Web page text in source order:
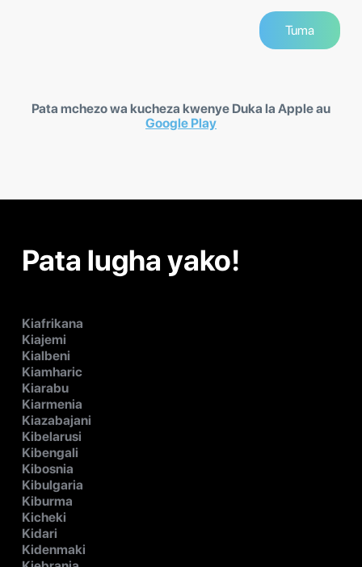
Pata mchezo wa kucheza kwenye Duka la Apple au
Google Play
Pata lugha yako!
Kiafrikana
Kiajemi
Kialbeni
Kiamharic
Kiarabu
Kiarmenia
Kiazabajani
Kibelarusi
Kibengali
Kibosnia
Kibulgaria
Kiburma
Kicheki
Kidari
Kidenmaki